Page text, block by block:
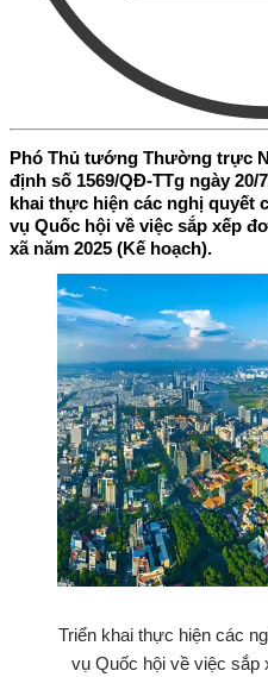
Phó Thủ tướng Thường trực
định số 1569/QĐ-TTg ngày 20/
khai thực hiện các nghị quyết
vụ Quốc hội về việc sắp xếp
xã năm 2025 (Kế hoạch).
Triển khai thực hiện các
vụ Quốc hội về việc sắp